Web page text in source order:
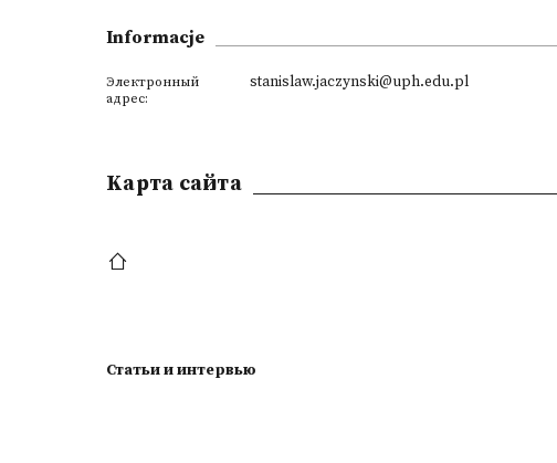
Informacje
Электронный
адрес:
stanislaw.jaczynski@uph.edu.pl
Kарта сайта
Статьи и интервью